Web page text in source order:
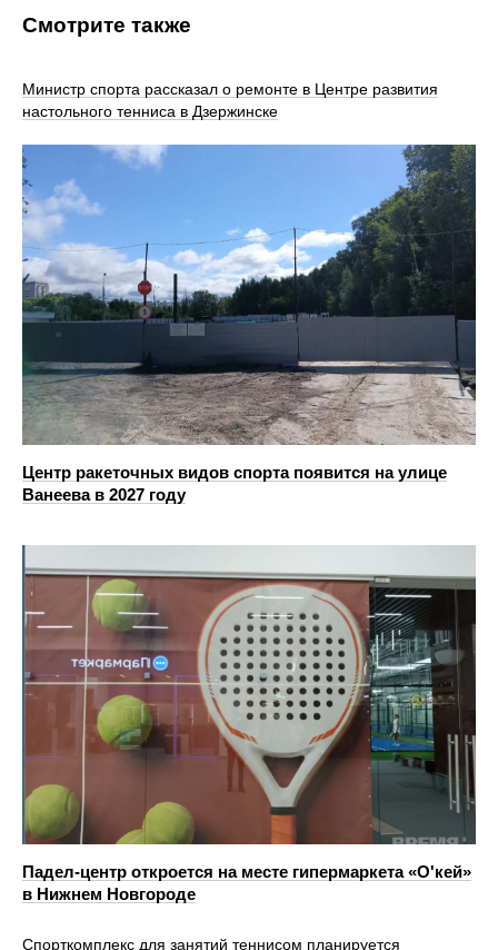
Смотрите также
Министр спорта рассказал о ремонте в Центре развития
настольного тенниса в Дзержинске
Центр ракеточных видов спорта появится на улице
Ванеева в 2027 году
Падел-центр откроется на месте гипермаркета «О'кей»
в Нижнем Новгороде
Спорткомплекс для занятий теннисом планируется